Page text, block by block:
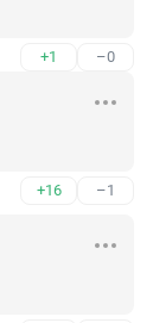
+1 –0
+16 –1